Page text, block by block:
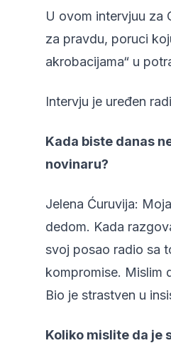
U ovom intervjuu za
za pravdu, poruci
akrobacijama“ u
Intervju je uređen
Kada biste danas
novinaru?
Jelena Ćuruvija:
dedom. Kada
svoj posao radio sa
kompromise. Mislim
Bio je strastven u
Koliko mislite da je